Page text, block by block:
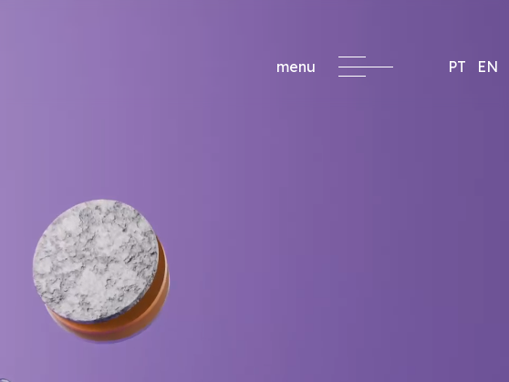
menu PT EN
a Medida
s para empresas, con
adaptados a las necesidades
organización.